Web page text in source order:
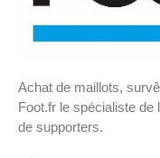
Achat de maillots,
Foot.fr le spécialiste
de supporters.